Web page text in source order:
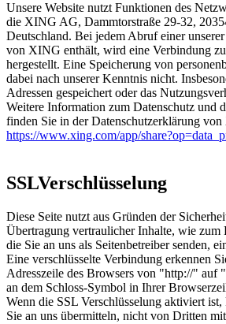
Unsere Website nutzt Funktionen des
die XING AG, Dammtorstraße 29-32,
Deutschland. Bei jedem Abruf einer
von XING enthält, wird eine Verbindung
hergestellt. Eine Speicherung von
dabei nach unserer Kenntnis nicht.
Adressen gespeichert oder das
Weitere Information zum Datenschutz und
finden Sie in der Datenschutzerklärung
https://www.xing.com/app/
SSLVerschlüsselung
Diese Seite nutzt aus Gründen der
Übertragung vertraulicher Inhalte, wie zum
die Sie an uns als Seitenbetreiber senden,
Eine verschlüsselte Verbindung erkennen
Adresszeile des Browsers von "http://" auf
an dem Schloss-Symbol in Ihrer
Wenn die SSL Verschlüsselung aktiviert
Sie an uns übermitteln, nicht von Dritten